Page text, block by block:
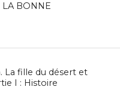
BONNE
La fille du désert et
I : Histoire